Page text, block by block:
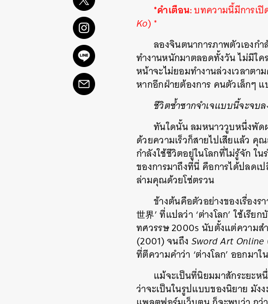
*คำเตือน:บทความนี้มีการเ
Ko) *
ลองจินตนาการภาพตัวเองก
ทำงานหนักมาตลอดทั้งวัน ไม่มีใค
หน้าจะไม่ยอมทำงานล่วงเวลาต
หากอีกฝ่ายต้องการ คนตัวเล็กๆ
ชีวิตซ้ำซากจำเจแบบนี้จะจบล
ทันใดนั้น ลมหนาววูบหนึ่งพัด
ด้วยความเร็วก็สายไปเสียแล้ว
กำลังใช้ชีวิตอยู่ในโลกที่ไม่รู้จัก ใ
ของการมาถึงที่นี่ คือการได้ปลด
ล่ามคุณด้วยโซ่ตรวน
ข้างต้นคือตัวอย่างของเรื่องร
世界’ที่แปลว่า ‘ต่างโลก’ ใช้เรี
ทศวรรษ 2000s นับตั้งแต่ความส
(2001) จนถึง Sword Art Online
ที่ตีความคำว่า ‘ต่างโลก’ ออกมา
แม้จะเป็นที่นิยมมาสักระยะห
ว่าจะเป็นในรูปแบบของนิยาย มัง